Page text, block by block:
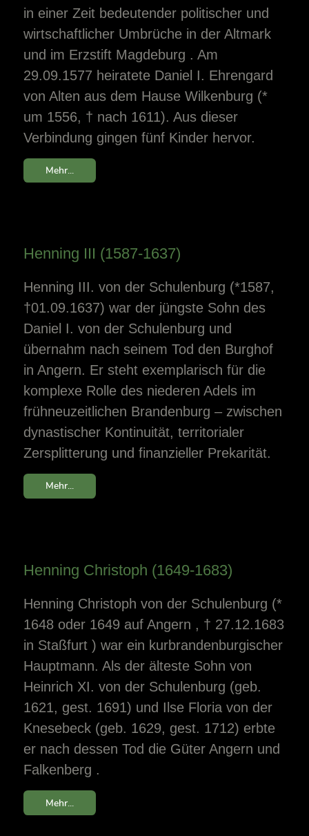
in einer Zeit bedeutender politischer und
wirtschaftlicher Umbrüche in der Altmark
und im Erzstift Magdeburg . Am
29.09.1577 heiratete Daniel I. Ehrengard
von Alten aus dem Hause Wilkenburg (*
um 1556, † nach 1611). Aus dieser
Verbindung gingen fünf Kinder hervor.
Mehr...
Henning III (1587-1637)
Henning III. von der Schulenburg (*1587,
†01.09.1637) war der jüngste Sohn des
Daniel I. von der Schulenburg und
übernahm nach seinem Tod den Burghof
in Angern. Er steht exemplarisch für die
komplexe Rolle des niederen Adels im
frühneuzeitlichen Brandenburg – zwischen
dynastischer Kontinuität, territorialer
Zersplitterung und finanzieller Prekarität.
Mehr...
Henning Christoph (1649-1683)
Henning Christoph von der Schulenburg (*
1648 oder 1649 auf Angern , † 27.12.1683
in Staßfurt ) war ein kurbrandenburgischer
Hauptmann. Als der älteste Sohn von
Heinrich XI. von der Schulenburg (geb.
1621, gest. 1691) und Ilse Floria von der
Knesebeck (geb. 1629, gest. 1712) erbte
er nach dessen Tod die Güter Angern und
Falkenberg .
Mehr...